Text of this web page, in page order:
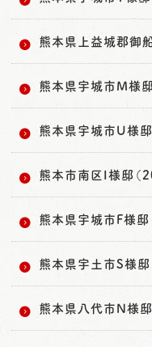
熊本県上益城郡御
熊本県宇城市M様
熊本県宇城市U様
熊本市南区I様邸（
熊本県宇城市F様邸
熊本県宇土市S様邸
熊本県八代市N様